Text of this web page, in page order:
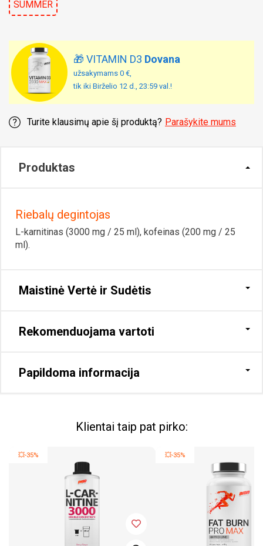
SUMMER
🎁 VITAMIN D3 Dovana
užsakymams 0 €,
tik iki Birželio 12 d., 23:59 val.!
Turite klausimų apie šį produktą? Parašykite mums
Produktas
Riebalų degintojas
L-karnitinas (3000 mg / 25 ml), kofeinas (200 mg / 25
ml).
Maistinė Vertė ir Sudėtis
Rekomenduojama vartoti
Papildoma informacija
Klientai taip pat pirko:
💥-35% 💥-35%